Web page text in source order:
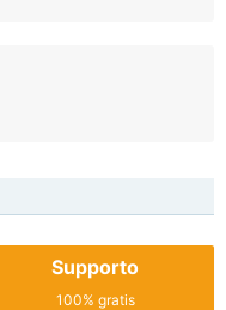
Supporto
100% gratis